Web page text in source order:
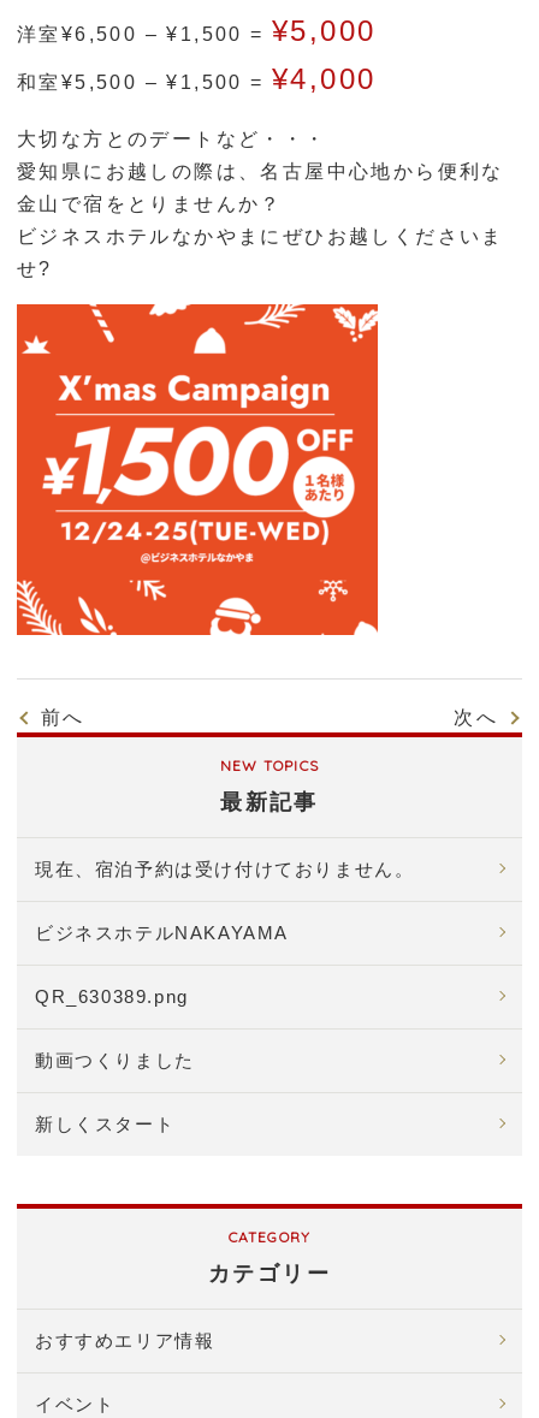
洋室¥6,500 – ¥1,500 = ¥5,000
和室¥5,500 – ¥1,500 = ¥4,000
大切な方とのデートなど・・・
愛知県にお越しの際は、名古屋中心地から便利な
金山で宿をとりませんか？
ビジネスホテルなかやまにぜひお越しくださいま
せ?
前へ 次へ
最新記事
現在、宿泊予約は受け付けておりません。
ビジネスホテルNAKAYAMA
QR_630389.png
動画つくりました
新しくスタート
カテゴリー
おすすめエリア情報
イベント